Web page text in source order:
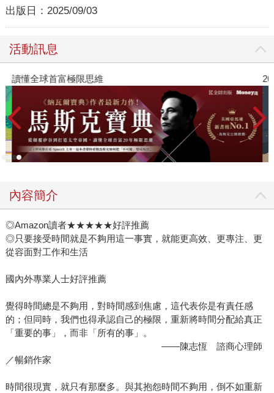
出版日： 2025/09/03
活動訊息
讀懂全球首富極限思維
內容簡介
◎Amazon讀者★★★★★好評推薦
◎只要接受時間就是不夠用這一事實，就能更高效、更專注、更
從容面對工作和生活
國內外專業人士好評推薦
覺得時間總是不夠用，對時間感到焦慮，這代表你是有責任感
的；但同時，我們也得承認自己的極限，重新將時間分配給真正
「重要的事」，而非「所有的事」。
——陳志恆 諮商心理師
／暢銷作家
時間很現實，就只有那麼多。與其抱怨時間不夠用，倒不如重新